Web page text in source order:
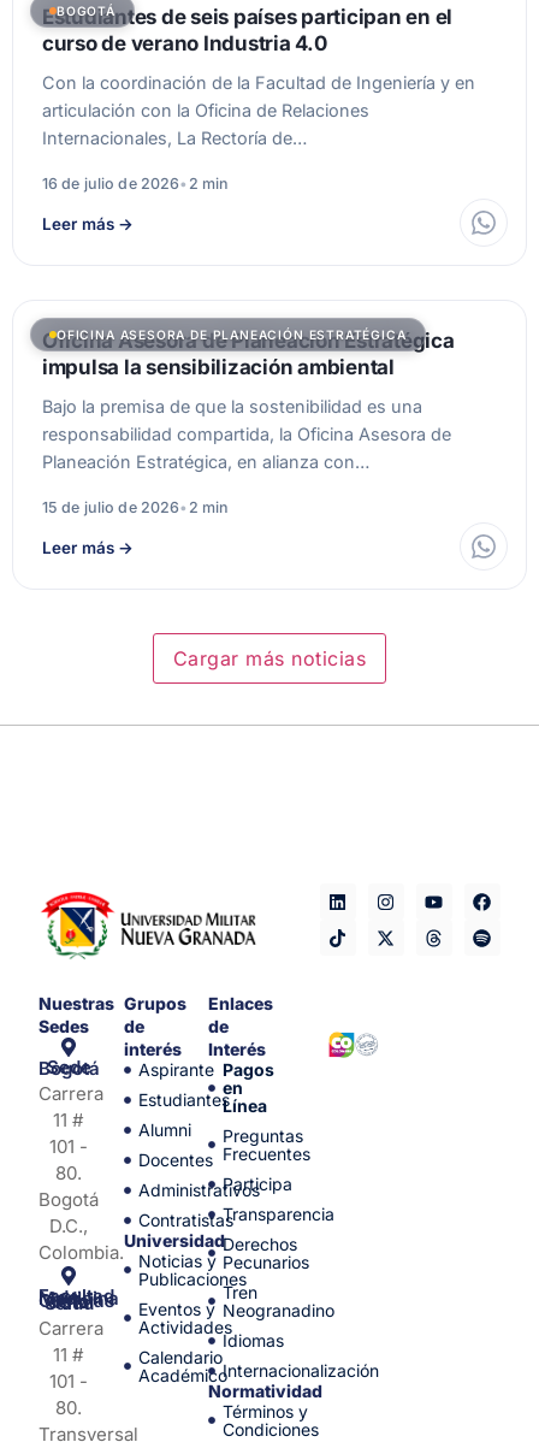
BOGOTÁ
Estudiantes de seis países participan en el
curso de verano Industria 4.0
Con la coordinación de la Facultad de Ingeniería y en
articulación con la Oficina de Relaciones
Internacionales, La Rectoría de…
16 de julio de 2026• 2 min
Leer más →
OFICINA ASESORA DE PLANEACIÓN ESTRATÉGICA
Oficina Asesora de Planeación Estratégica
impulsa la sensibilización ambiental
Bajo la premisa de que la sostenibilidad es una
responsabilidad compartida, la Oficina Asesora de
Planeación Estratégica, en alianza con…
15 de julio de 2026• 2 min
Leer más →
Cargar más noticias
Nuestras
Sedes
Sede Bogotá
Carrera
11 #
101 -
80.
Bogotá
D.C.,
Colombia.
Facultad de Medicina y Ciencias de la Salud
Carrera
11 #
101 -
80.
Transversal
Grupos
de
interés
Aspirante
Estudiantes
Alumni
Docentes
Administrativos
Contratistas
Universidad
Noticias y
Publicaciones
Eventos y
Actividades
Calendario
Académico
Enlaces
de
Interés
Pagos
en
Línea
Preguntas
Frecuentes
Participa
Transparencia
Derechos
Pecunarios
Tren
Neogranadino
Idiomas
Internacionalización
Normatividad
Términos y
Condiciones